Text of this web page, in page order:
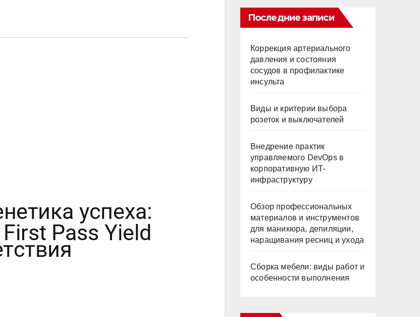
Последние записи
Коррекция артериального
давления и состояния
сосудов в профилактике
инсульта
Виды и критерии выбора
розеток и выключателей
Внедрение практик
управляемого DevOps в
корпоративную ИТ-
инфраструктуру
Обзор профессиональных
материалов и инструментов
для маникюра, депиляции,
наращивания ресниц и ухода
Сборка мебели: виды работ и
особенности выполнения